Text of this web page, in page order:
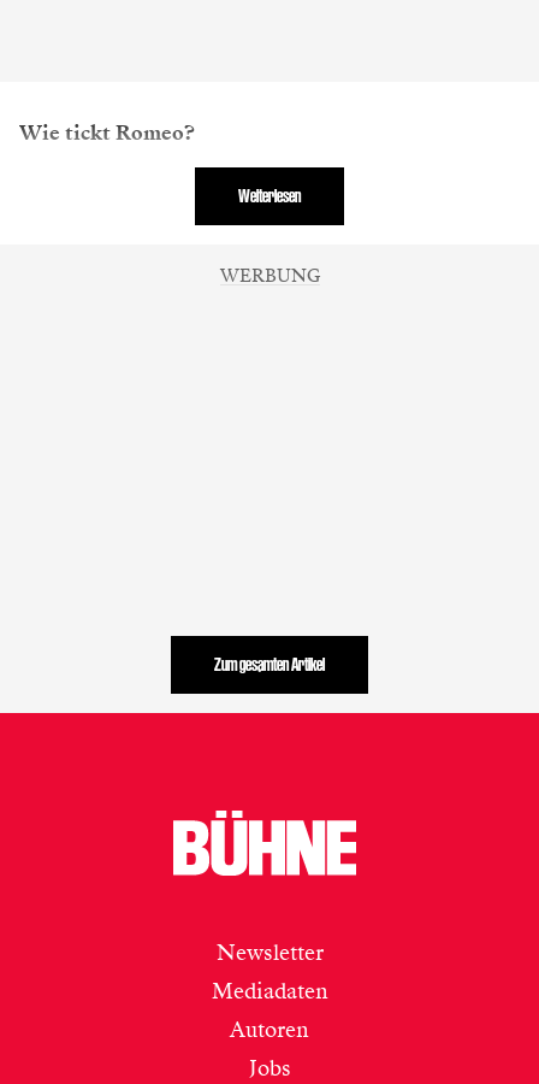
Wie tickt Romeo?
Weiterlesen
WERBUNG
Zum gesamten Artikel
Newsletter
Mediadaten
Autoren
Jobs